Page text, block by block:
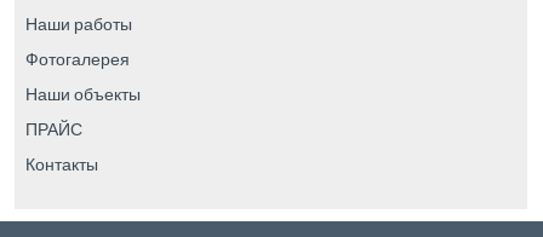
Наши работы
Фотогалерея
Наши объекты
ПРАЙС
Контакты